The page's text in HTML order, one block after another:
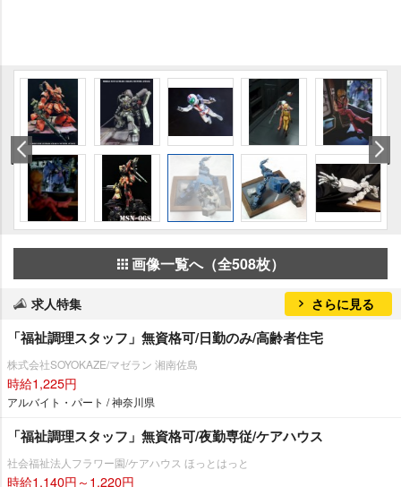
画像一覧へ（全508枚）
求人特集 さらに見る
「福祉調理スタッフ」無資格可/日勤のみ/高齢者住宅
株式会社SOYOKAZE/マゼラン 湘南佐島
時給1,225円
アルバイト・パート / 神奈川県
「福祉調理スタッフ」無資格可/夜勤専従/ケアハウス
社会福祉法人フラワー園/ケアハウス ほっとはっと
時給1,140円～1,220円